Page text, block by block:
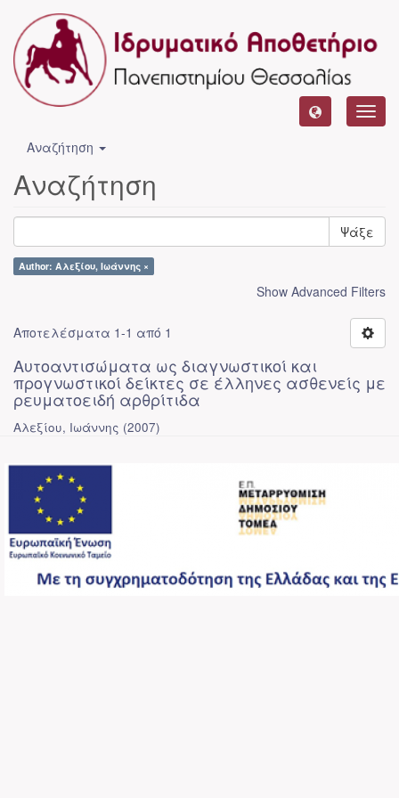
Αναζήτηση
Αναζήτηση
Ψάξε
Author: Αλεξίου, Ιωάννης ×
Show Advanced Filters
Αποτελέσματα 1-1 από 1
Αυτοαντισώματα ως διαγνωστικοί και
προγνωστικοί δείκτες σε έλληνες ασθενείς με
ρευματοειδή αρθρίτιδα
Αλεξίου, Ιωάννης (2007)